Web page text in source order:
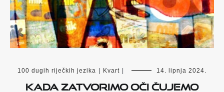
100 dugih riječkih jezika Kvart 14. lipnja 2024.
Kada zatvorimo oči čujemo